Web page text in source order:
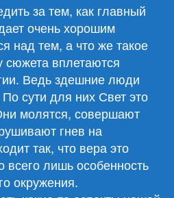
за тем, как главный
очень хорошим
над тем, а что же такое
сюжета вплетаются
Ведь здешние люди
сути для них Свет это
молятся, совершают
гнев на
так, что вера это
всего лишь особенность
окружения.